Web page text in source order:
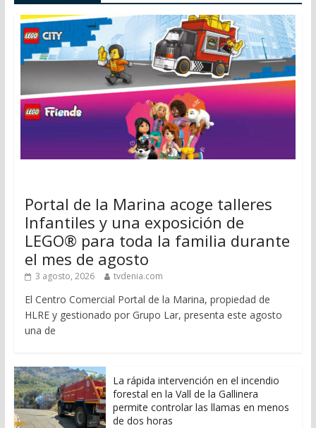
Portal de la Marina acoge talleres
Infantiles y una exposición de
LEGO® para toda la familia durante
el mes de agosto
3 agosto, 2026 tvdenia.com
El Centro Comercial Portal de la Marina, propiedad de
HLRE y gestionado por Grupo Lar, presenta este agosto
una de
La rápida intervención en el incendio
forestal en la Vall de la Gallinera
permite controlar las llamas en menos
de dos horas